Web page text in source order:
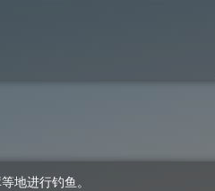
地进行钓鱼。